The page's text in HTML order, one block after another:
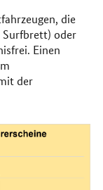
die
Surfbrett) oder
Einen
der